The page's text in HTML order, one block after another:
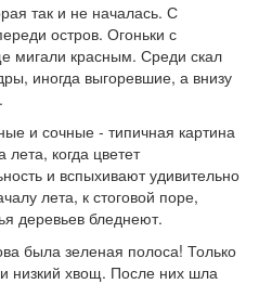
так и не началась. С
остров. Огоньки с
мигали красным. Среди скал
иногда выгоревшие, а внизу
и сочные - типичная картина
когда цветет
и вспыхивают удивительно
лета, к стоговой поре,
деревьев бледнеют.
была зеленая полоса! Только
низкий хвощ. После них шла